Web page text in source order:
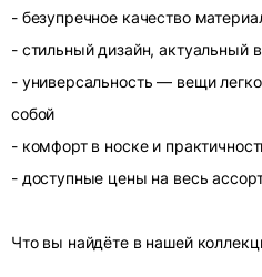
- безупречное качество
- стильный дизайн, актуальный
- универсальность — вещи
собой
- комфорт в носке и
- доступные цены на весь
Что вы найдёте в нашей